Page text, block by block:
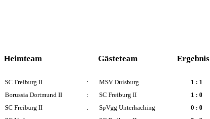
Heimteam Gästeteam Ergebnis
SC Freiburg II : MSV Duisburg
1 : 1
Borussia Dortmund II : SC Freiburg II
1 : 0
SC Freiburg II : SpVgg Unterhaching
0 : 0